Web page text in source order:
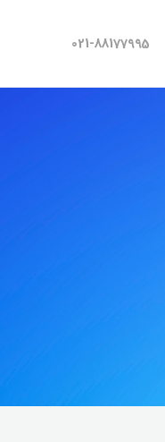
021-88177995